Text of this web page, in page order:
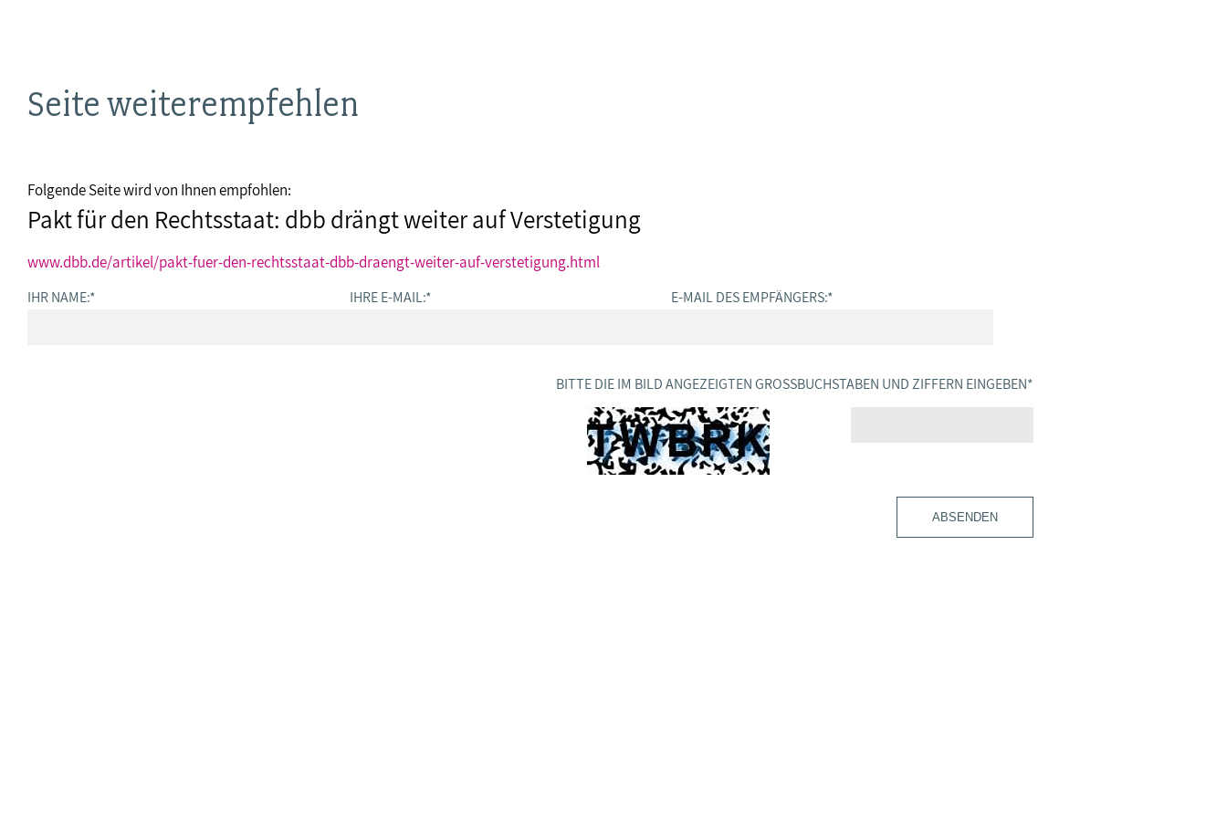
Seite weiterempfehlen
Folgende Seite wird von Ihnen empfohlen:
Pakt für den Rechtsstaat: dbb drängt weiter auf Verstetigung
www.dbb.de/artikel/pakt-fuer-den-rechtsstaat-dbb-draengt-weiter-auf-verstetigung.html
IHR NAME:* IHRE E-MAIL:* E-MAIL DES EMPFÄNGERS:*
BITTE DIE IM BILD ANGEZEIGTEN GROSSBUCHSTABEN UND ZIFFERN EINGEBEN *
ABSENDEN